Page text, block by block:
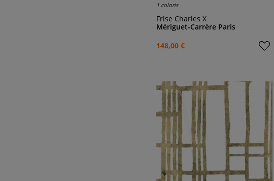
1 coloris
Frise Charles X
Mériguet-Carrère Paris
148,00 €